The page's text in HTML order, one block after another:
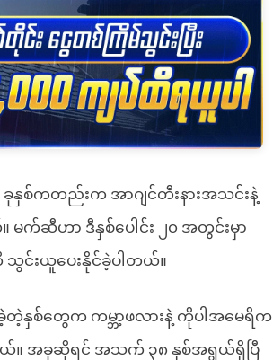
ခုနှစ်ကတည်းက အာဂျင်တီးနားအသင်းနဲ့
မက်ဆီဟာ ဒီနှစ်ပေါင်း ၂၀ အတွင်းမှာ
သွင်းယူပေးနိုင်ခဲ့ပါတယ်။
နှစ်တွေက ကမ္ဘာ့ဖလားနဲ့ ကိုပါအမေရိက
ယ်။ အခုဆိုရင် အသက် ၃၈ နှစ်အရွယ်ရှိပြီ